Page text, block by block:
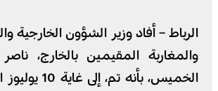
الرباط – أفاد وزير الشؤون الخارجية
والمغاربة المقيمين بالخارج، ناصر
الخميس، بأنه